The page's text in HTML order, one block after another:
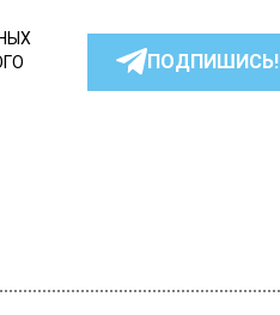
ПОДПИШИСЬ!